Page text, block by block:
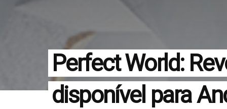
Perfect World:
disponível para